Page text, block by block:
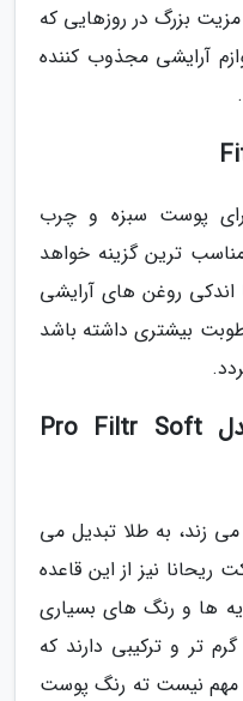
بزرگ در روزهایی که
آرایشی مجذوب کننده
پوست سبزه و چرب
ترین گزینه خواهد
اندکی روغن های آرایشی
بیشتری داشته باشد
کرم پودر فنتی بیوتی مدل Pro Filtr Soft
زند، به طلا تبدیل می
ریحانا نیز از این قاعده
ها و رنگ های بسیاری
تر و ترکیبی دارند که
مهم نیست ته رنگ پوست